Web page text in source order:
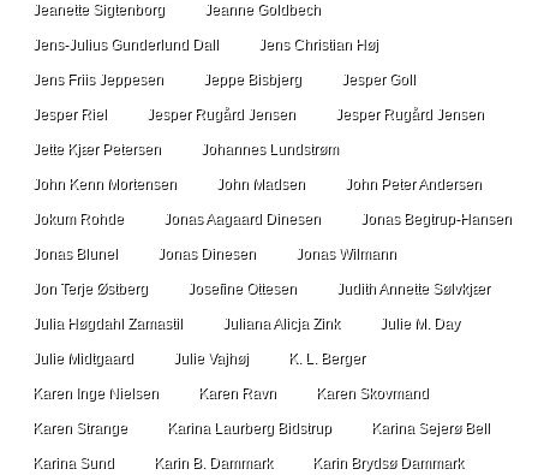
Jeanette Sigtenborg Jeanne Goldbech
Jens-Julius Gunderlund Dall Jens Christian Høj
Jens Friis Jeppesen Jeppe Bisbjerg Jesper Goll
Jesper Riel Jesper Rugård Jensen Jesper Rugård Jensen
Jette Kjær Petersen Johannes Lundstrøm
John Kenn Mortensen John Madsen John Peter Andersen
Jokum Rohde Jonas Aagaard Dinesen Jonas Begtrup-Hansen
Jonas Blunel Jonas Dinesen Jonas Wilmann
Jon Terje Østberg Josefine Ottesen Judith Annette Sølvkjær
Julia Høgdahl Zamastil Juliana Alicja Zink Julie M. Day
Julie Midtgaard Julie Vajhøj K. L. Berger
Karen Inge Nielsen Karen Ravn Karen Skovmand
Karen Strange Karina Laurberg Bidstrup Karina Sejerø Bell
Karina Sund Karin B. Dammark Karin Brydsø Dammark